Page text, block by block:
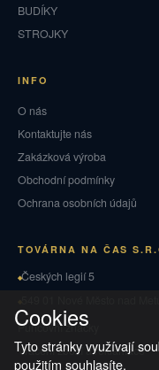
BUDÍKY
STROJKY
INFO
O nás
Kontaktujte nás
Zakázková výroba
Obchodní podmínky
Ochrana osobních údajů
TOVÁRNA NA ČAS
Českých legií 5
Puncovní značky
Vrácení zboží a reklamace
Cookies
Tyto stránky využívají
použitím souhlasíte.